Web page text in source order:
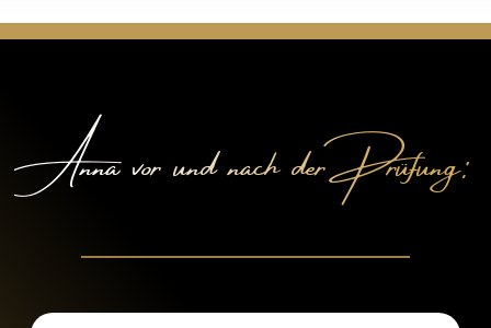
Anna vor und nach der Prüfung: